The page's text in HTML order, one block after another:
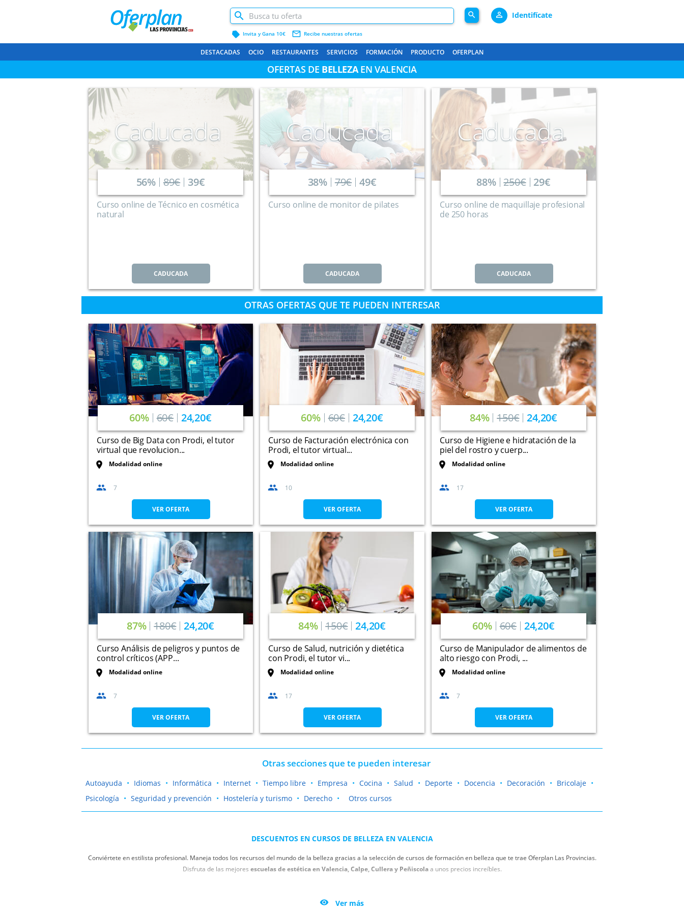
label Invita y Gana 10€ mail_outline Recibe nuestras ofertas
search person_outline Identifícate
DESTACADAS OCIO RESTAURANTES SERVICIOS FORMACIÓN PRODUCTO OFERPLAN
OFERTAS DE BELLEZAEN VALENCIA
Caducada
56% 89€ 39€
Curso online de Técnico en cosmética
natural
CADUCADA
Caducada
38% 79€ 49€
Curso online de monitor de pilates
CADUCADA
Caducada
88% 250€ 29€
Curso online de maquillaje profesional
de 250 horas
CADUCADA
OTRAS OFERTAS QUE TE PUEDEN INTERESAR
60% 60€ 24,20€
Curso de Big Data con Prodi, el tutor
virtual que revolucion...
Modalidad online
7
VER OFERTA
60% 60€ 24,20€
Curso de Facturación electrónica con
Prodi, el tutor virtual...
Modalidad online
10
VER OFERTA
84% 150€ 24,20€
Curso de Higiene e hidratación de la
piel del rostro y cuerp...
Modalidad online
17
VER OFERTA
87% 180€ 24,20€
Curso Análisis de peligros y puntos de
control críticos (APP...
Modalidad online
7
VER OFERTA
84% 150€ 24,20€
Curso de Salud, nutrición y dietética
con Prodi, el tutor vi...
Modalidad online
17
VER OFERTA
60% 60€ 24,20€
Curso de Manipulador de alimentos de
alto riesgo con Prodi, ...
Modalidad online
7
VER OFERTA
Otras secciones que te pueden interesar
Autoayuda Idiomas Informática Internet Tiempo libre Empresa Cocina Salud Deporte Docencia Decoración
Bricolaje
Psicología
Seguridad y prevención Hostelería y turismo Derecho Otros cursos
DESCUENTOS EN CURSOS DE BELLEZA EN VALENCIA
Conviértete en estilista profesional. Maneja todos los recursos del mundo de la belleza gracias a la selección de cursos de formación en belleza que te trae Oferplan Las Provincias.
Disfruta de las mejores escuelas de estética en Valencia, Calpe, Cullera y Peñiscolaa unos precios increíbles.
título profesional a unos precios inmejorables. Tenemos los mejores descuentos y ofertas para que te formes como gran estilista.
 Ver más